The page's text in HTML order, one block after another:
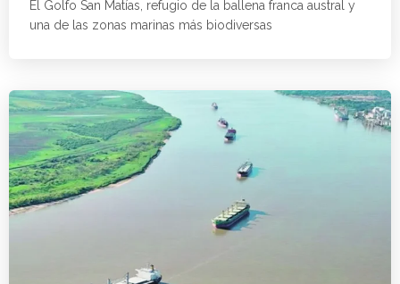
El Golfo San Matías, refugio de la ballena franca austral y
una de las zonas marinas más biodiversas